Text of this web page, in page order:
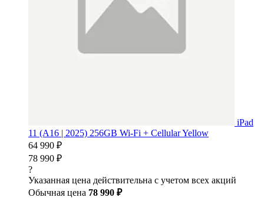
iPad
11 (A16 | 2025) 256GB Wi-Fi + Cellular Yellow
64 990 ₽
78 990 ₽
?
Указанная цена действительна с учетом всех акций
Обычная цена 78 990 ₽